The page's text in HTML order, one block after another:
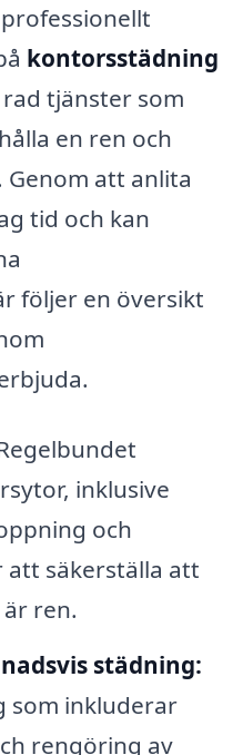
kontorsstädning
tjänster som
en ren och
att anlita
tid och kan
följer en översikt
inklusive
och
säkerställa att
ren.
städning:
som inkluderar
rengöring av